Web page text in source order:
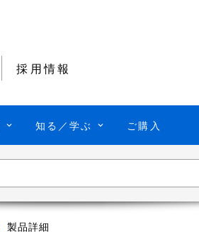
採用情報
知る／学ぶ ご購入
製品詳細